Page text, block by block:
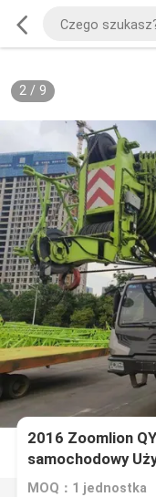
2/ 9
2016 Zoomlion
samochodowy
ton
MOQ：1 jednostka